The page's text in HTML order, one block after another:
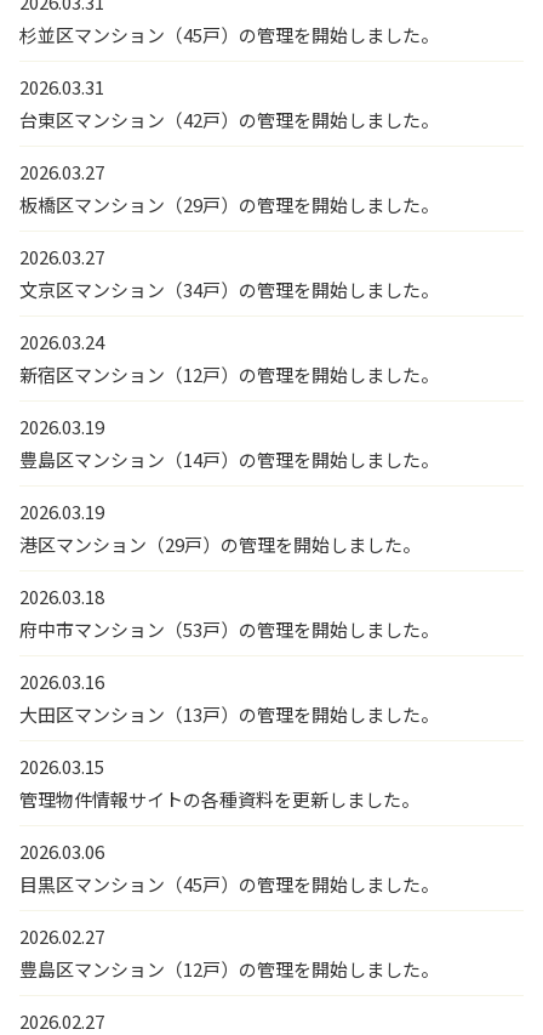
杉並区マンション（45戸）の管理を開始しました。
2026.03.31
台東区マンション（42戸）の管理を開始しました。
2026.03.27
板橋区マンション（29戸）の管理を開始しました。
2026.03.27
文京区マンション（34戸）の管理を開始しました。
2026.03.24
新宿区マンション（12戸）の管理を開始しました。
2026.03.19
豊島区マンション（14戸）の管理を開始しました。
2026.03.19
港区マンション（29戸）の管理を開始しました。
2026.03.18
府中市マンション（53戸）の管理を開始しました。
2026.03.16
大田区マンション（13戸）の管理を開始しました。
2026.03.15
管理物件情報サイトの各種資料を更新しました。
2026.03.06
目黒区マンション（45戸）の管理を開始しました。
2026.02.27
豊島区マンション（12戸）の管理を開始しました。
2026.02.27